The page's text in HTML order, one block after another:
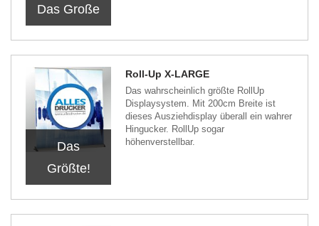
Das Große
Das
Größte!
Roll-Up X-LARGE
Das wahrscheinlich größte RollUp
Displaysystem. Mit 200cm Breite ist
dieses Ausziehdisplay überall ein wahrer
Hingucker. RollUp sogar
höhenverstellbar.